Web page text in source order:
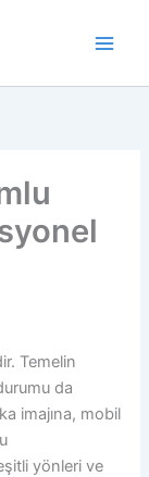
Temelin
da
imajına, mobil
yönleri ve